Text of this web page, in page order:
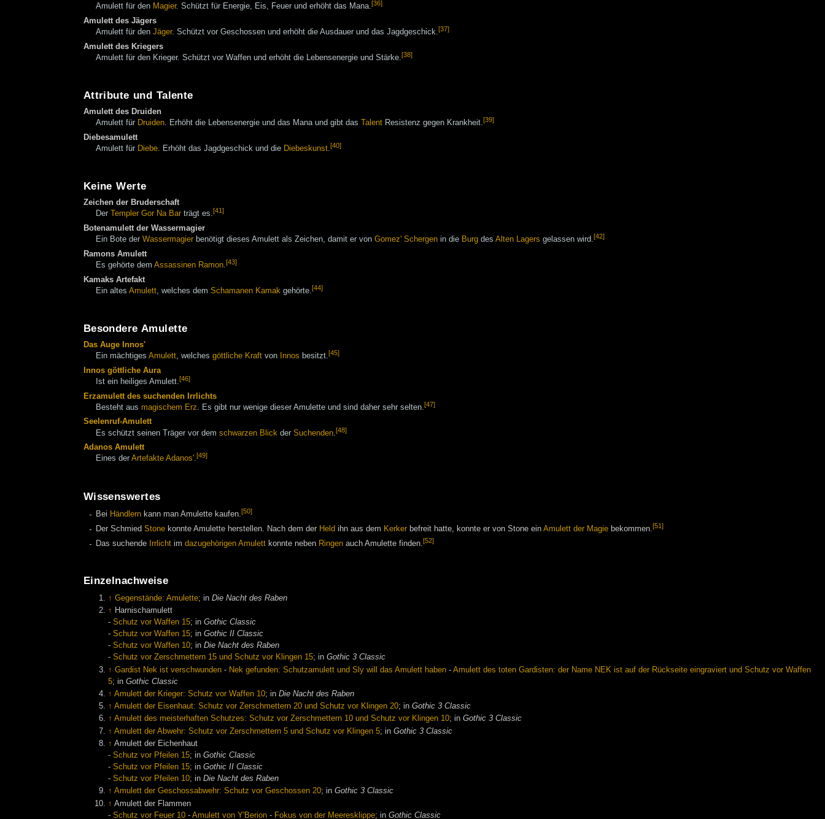
Amulett für den Magier. Schützt für Energie, Eis, Feuer und erhöht das Mana.[36]
Amulett des Jägers
Amulett für den Jäger. Schützt vor Geschossen und erhöht die Ausdauer und das Jagdgeschick.[37]
Amulett des Kriegers
Amulett für den Krieger. Schützt vor Waffen und erhöht die Lebensenergie und Stärke.[38]
Attribute und Talente
Amulett des Druiden
Amulett für Druiden. Erhöht die Lebensenergie und das Mana und gibt das Talent Resistenz gegen Krankheit.[39]
Diebesamulett
Amulett für Diebe. Erhöht das Jagdgeschick und die Diebeskunst.[40]
Keine Werte
Zeichen der Bruderschaft
Der
Templer Gor Na Bar trägt es.[41]
Botenamulett der Wassermagier
Ein Bote der Wassermagier benötigt dieses Amulett als Zeichen, damit er von Gomez' Schergen in die Burg des Alten Lagers gelassen wird.[42]
Ramons Amulett
Es gehörte dem Assassinen Ramon.[43]
Kamaks Artefakt
Ein altes Amulett, welches dem Schamanen Kamak gehörte.[44]
Besondere Amulette
Das Auge Innos'
Ein mächtiges Amulett, welches göttliche Kraft von Innos besitzt.[45]
Innos göttliche Aura
Ist ein heiliges Amulett.[46]
Erzamulett des suchenden Irrlichts
Besteht aus magischem Erz. Es gibt nur wenige dieser Amulette und sind daher sehr selten.[47]
Seelenruf-Amulett
Es schützt seinen Träger vor dem schwarzen Blick der Suchenden.[48]
Adanos Amulett
Eines der Artefakte Adanos'.[49]
Wissenswertes
Bei Händlern kann man Amulette kaufen.[50]
Der Schmied Stone konnte Amulette herstellen. Nach dem der Held ihn aus dem Kerker befreit hatte, konnte er von Stone ein Amulett der Magie bekommen.[51]
Das suchende Irrlicht im dazugehörigen Amulett konnte neben Ringen auch Amulette finden.[52]
Einzelnachweise
↑ Gegenstände: Amulette; inDie Nacht des Raben
↑ Harnischamulett
-Schutz vor Waffen 15; inGothic Classic
-Schutz vor Waffen 15; inGothic II Classic
-Schutz vor Waffen 10; inDie Nacht des Raben
-Schutz vor Zerschmettern 15 und Schutz vor Klingen 15; inGothic 3 Classic
↑ Gardist Nek ist verschwunden - Nek gefunden: Schutzamulett und Sly will das Amulett haben -Amulett des toten Gardisten: der Name NEK ist auf der Rückseite eingraviert und Schutz vor Waffen
5; inGothic Classic
↑ Amulett der Krieger: Schutz vor Waffen 10; inDie Nacht des Raben
↑ Amulett der Eisenhaut: Schutz vor Zerschmettern 20 und Schutz vor Klingen 20; inGothic 3 Classic
↑ Amulett des meisterhaften Schutzes: Schutz vor Zerschmettern 10 und Schutz vor Klingen 10; inGothic 3 Classic
↑ Amulett der Abwehr: Schutz vor Zerschmettern 5 und Schutz vor Klingen 5; inGothic 3 Classic
↑ Amulett der Eichenhaut
-Schutz vor Pfeilen 15; inGothic Classic
-Schutz vor Pfeilen 15; inGothic II Classic
-Schutz vor Pfeilen 10; inDie Nacht des Raben
↑ Amulett der Geschossabwehr: Schutz vor Geschossen 20; inGothic 3 Classic
↑ Amulett der Flammen
-Schutz vor Feuer 10 -Amulett von Y'Berion - Fokus von der Meeresklippe; inGothic Classic